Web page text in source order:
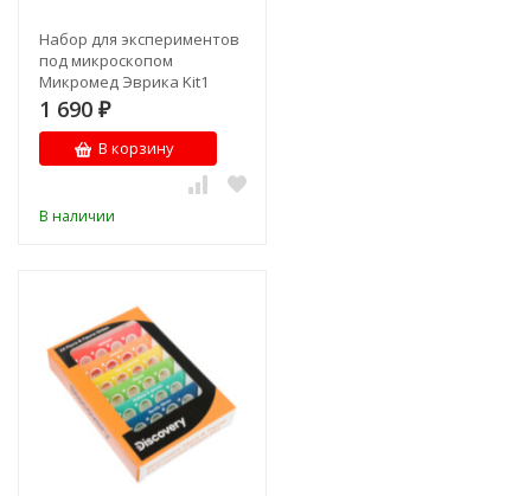
Набор для экспериментов
под микроскопом
Микромед Эврика Kit1
1 690 ₽
В корзину
В наличии